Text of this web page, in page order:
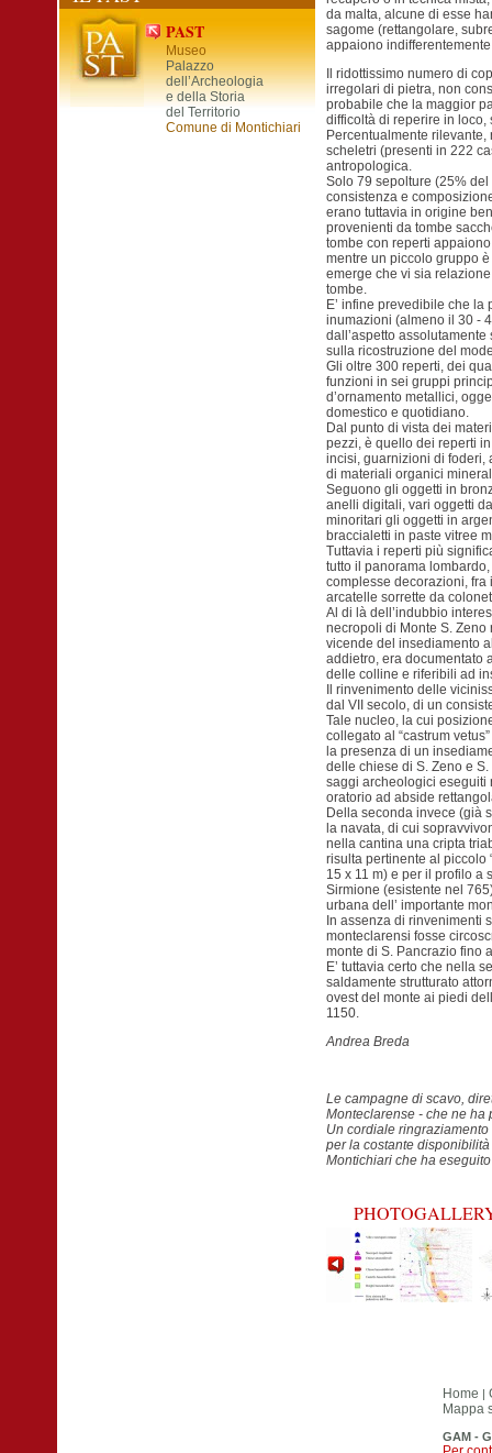
PAST
Museo
Palazzo
dell’Archeologia
e della Storia
del Territorio
Comune di Montichiari
da malta, alcune di esse
sagome (rettangolare,
appaiono
Il ridottissimo numero di
irregolari di pietra, non
probabile che la maggior
difficoltà di reperire in loco,
Percentualmente
scheletri (presenti in 222
antropologica.
Solo 79 sepolture (25%
consistenza e
erano tuttavia in origine
provenienti da tombe
tombe con reperti
mentre un piccolo gruppo
emerge che vi sia
tombe.
E’ infine prevedibile che
inumazioni (almeno il 30 -
dall’aspetto
sulla ricostruzione del
Gli oltre 300 reperti, dei
funzioni in sei gruppi
d’ornamento metallici,
domestico e quotidiano.
Dal punto di vista dei
pezzi, è quello dei reperti
incisi, guarnizioni di foderi,
di materiali organici
Seguono gli oggetti in
anelli digitali, vari oggetti
minoritari gli oggetti in
braccialetti in paste vitree
Tuttavia i reperti più
tutto il panorama
complesse decorazioni,
arcatelle sorrette da
Al di là dell’indubbio
necropoli di Monte S.
vicende del insediamento
addietro, era documentato
delle colline e riferibili ad
Il rinvenimento delle
dal VII secolo, di un
Tale nucleo, la cui
collegato al “castrum
la presenza di un
delle chiese di S. Zeno e
saggi archeologici eseguiti
oratorio ad abside
Della seconda invece (già
la navata, di cui
nella cantina una cripta
risulta pertinente al piccolo
15 x 11 m) e per il profilo a
Sirmione (esistente nel
urbana dell’ importante
In assenza di rinvenimenti
monteclarensi fosse
monte di S. Pancrazio fino
E’ tuttavia certo che nella
saldamente strutturato
ovest del monte ai piedi
1150.
Andrea Breda
Le campagne di scavo,
Monteclarense - che ne ha
Un cordiale
per la costante
Montichiari che ha
Home |
Mappa
GAM -